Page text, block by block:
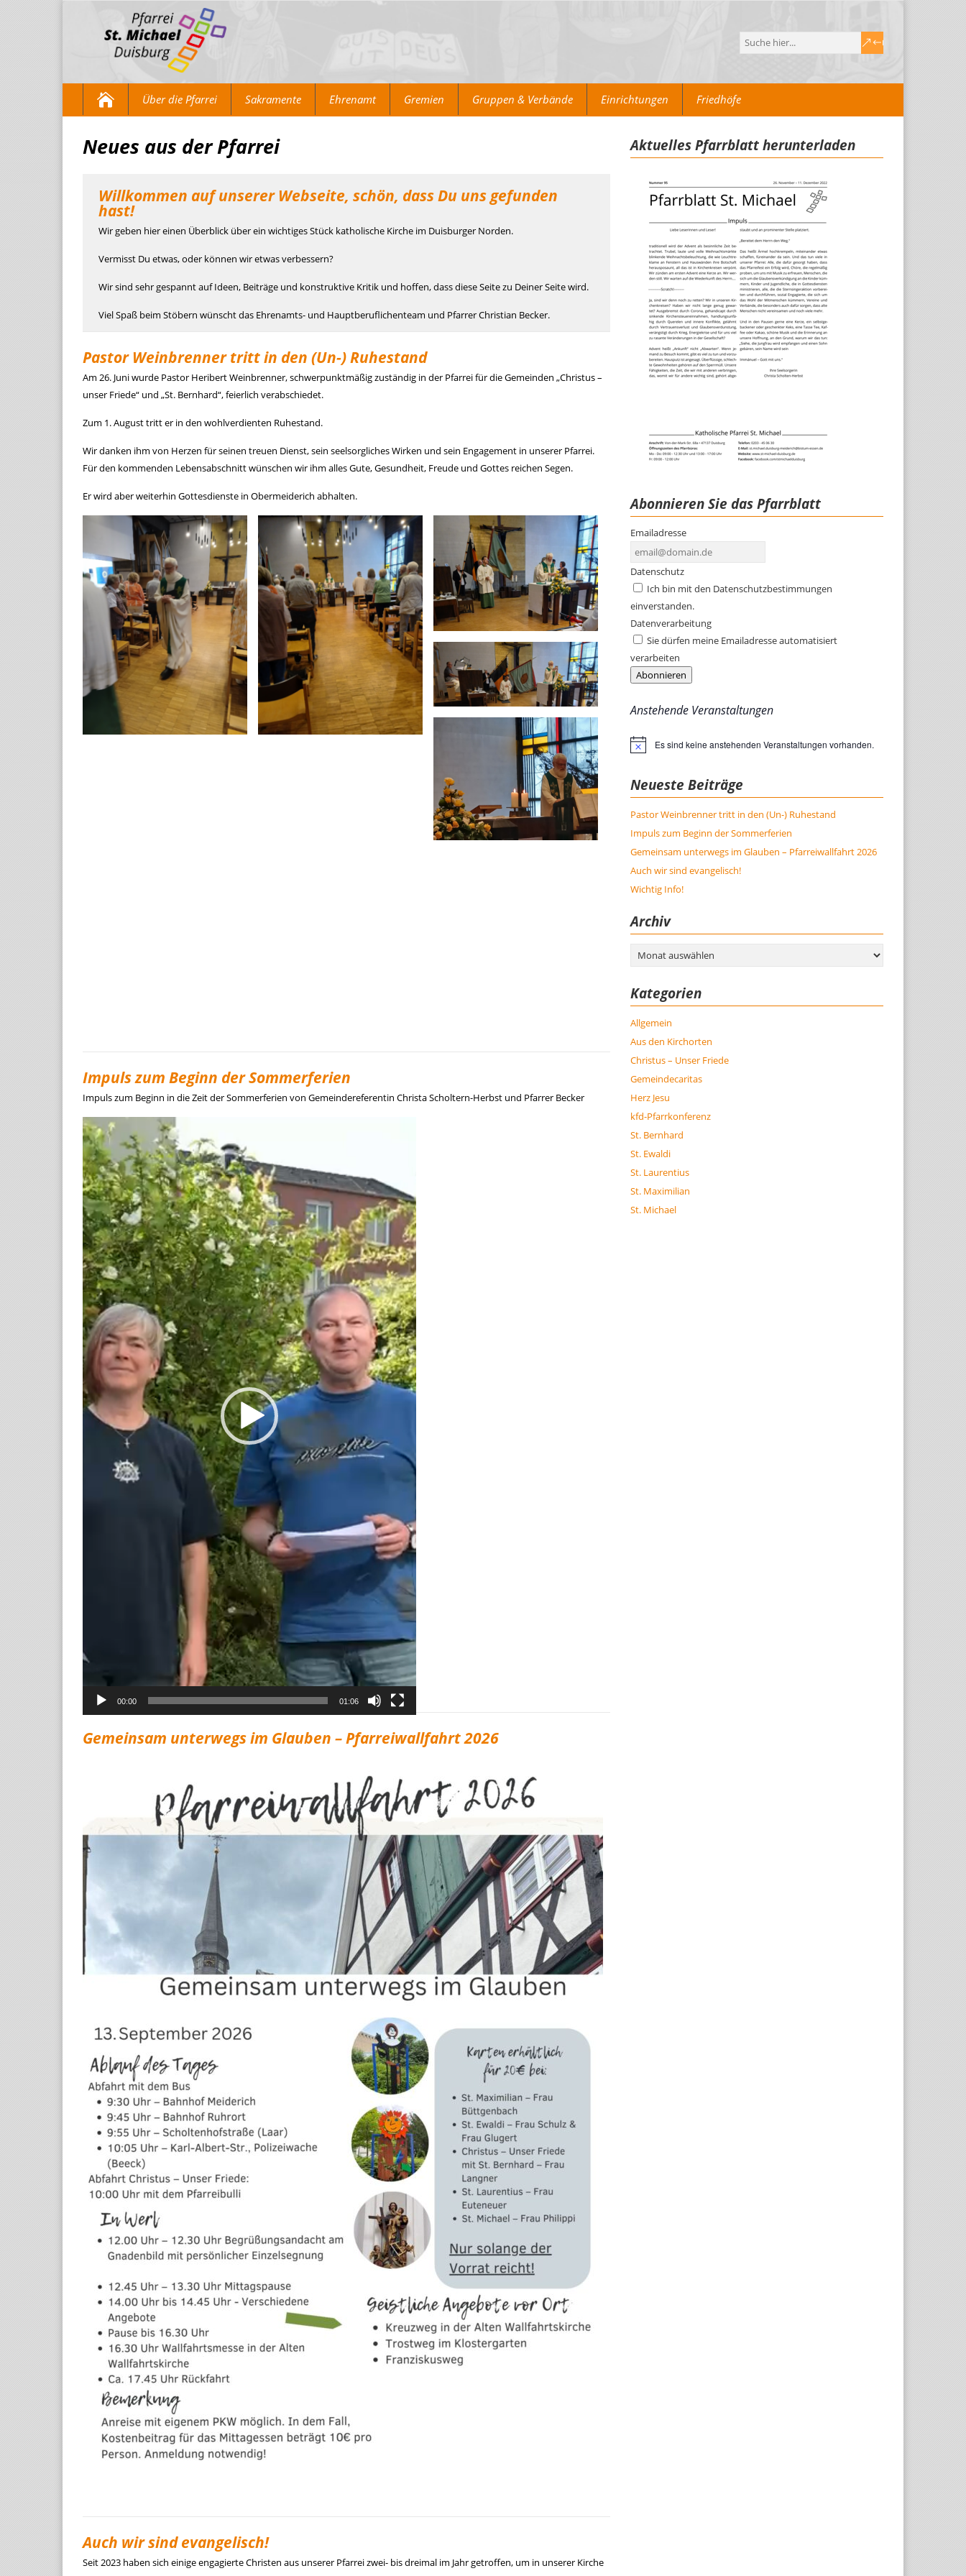
Über die Pfarrei Sakramente Ehrenamt Gremien Gruppen & Verbände Einrichtungen Friedhöfe
Neues aus der Pfarrei
Willkommen auf unserer Webseite, schön, dass Du uns gefunden
hast!
Wir geben hier einen Überblick über ein wichtiges Stück katholische Kirche im Duisburger Norden.
Vermisst Du etwas, oder können wir etwas verbessern?
Wir sind sehr gespannt auf Ideen, Beiträge und konstruktive Kritik und hoffen, dass diese Seite zu Deiner Seite wird.
Viel Spaß beim Stöbern wünscht das Ehrenamts- und Hauptberuflichenteam und Pfarrer Christian Becker.
Pastor Weinbrenner tritt in den (Un-) Ruhestand
Am 26. Juni wurde Pastor Heribert Weinbrenner, schwerpunktmäßig zuständig in der Pfarrei für die Gemeinden „Christus –
unser Friede“ und „St. Bernhard“, feierlich verabschiedet.
Zum 1. August tritt er in den wohlverdienten Ruhestand.
Wir danken ihm von Herzen für seinen treuen Dienst, sein seelsorgliches Wirken und sein Engagement in unserer Pfarrei.
Für den kommenden Lebensabschnitt wünschen wir ihm alles Gute, Gesundheit, Freude und Gottes reichen Segen.
Er wird aber weiterhin Gottesdienste in Obermeiderich abhalten.
Impuls zum Beginn der Sommerferien
Impuls zum Beginn in die Zeit der Sommerferien von Gemeindereferentin Christa Scholtern-Herbst und Pfarrer Becker
Video-
Player
00:00 01:06
Gemeinsam unterwegs im Glauben – Pfarreiwallfahrt 2026
Auch wir sind evangelisch!
Seit 2023 haben sich einige engagierte Christen aus unserer Pfarrei zwei- bis dreimal im Jahr getroffen, um in unserer Kirche
Aktuelles Pfarrblatt herunterladen
Abonnieren Sie das Pfarrblatt
Emailadresse
Datenschutz
Ich bin mit den Datenschutzbestimmungen
einverstanden.
Datenverarbeitung
Sie dürfen meine Emailadresse automatisiert
verarbeiten
Abonnieren
Anstehende Veranstaltungen
HinweisEs sind keine anstehenden Veranstaltungen vorhanden.
Neueste Beiträge
Pastor Weinbrenner tritt in den (Un-) Ruhestand
Impuls zum Beginn der Sommerferien
Gemeinsam unterwegs im Glauben – Pfarreiwallfahrt 2026
Auch wir sind evangelisch!
Wichtig Info!
Archiv
Archiv
Kategorien
Allgemein
Aus den Kirchorten
Christus – Unser Friede
Gemeindecaritas
Herz Jesu
kfd-Pfarrkonferenz
St. Bernhard
St. Ewaldi
St. Laurentius
St. Maximilian
St. Michael